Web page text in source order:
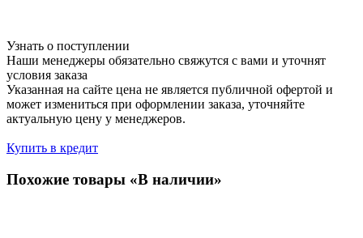
Узнать о поступлении
Наши менеджеры обязательно свяжутся с вами и уточнят
условия заказа
Указанная на сайте цена не является публичной офертой и
может измениться при оформлении заказа, уточняйте
актуальную цену у менеджеров.
Купить в кредит
Похожие товары «В наличии»